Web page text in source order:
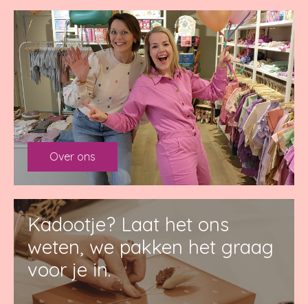
Over ons
Kadootje? Laat het ons
weten, we pakken het graag
voor je in.